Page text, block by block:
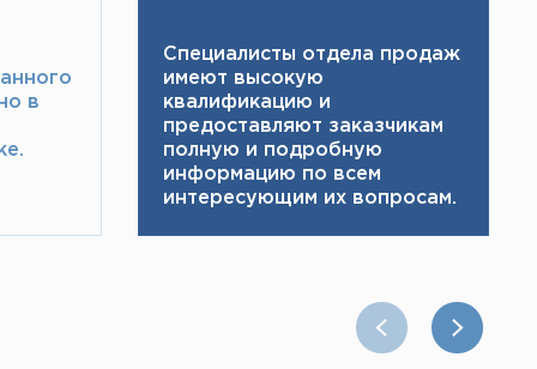
в
Специалисты отдела продаж
имеют высокую
квалификацию и ​
предоставляют заказчикам
полную и подробную
информацию по всем
интересующим их вопросам.